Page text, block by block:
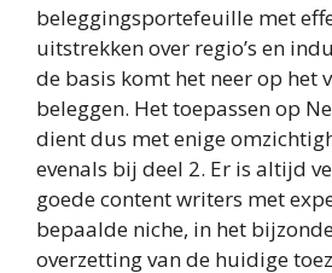
beleggingsportefeuille met
uitstrekken over regio’s en
de basis komt het neer op het
beleggen. Het toepassen op
dient dus met enige
evenals bij deel 2. Er is altijd
goede content writers met
bepaalde niche, in het
overzetting van de huidige